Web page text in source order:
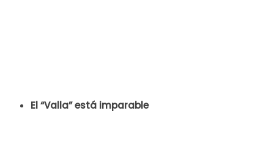
El “Valla” está imparable